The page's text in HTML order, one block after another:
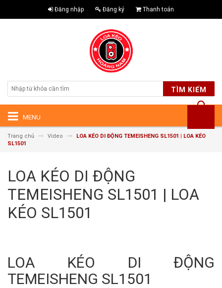
Đăng nhập Đăng ký Thanh toán
TÌM KIẾM
MENU
Trang chủ Video
LOA KÉO DI ĐỘNG TEMEISHENG SL1501 | LOA KÉO
SL1501
LOA KÉO DI ĐỘNG
TEMEISHENG SL1501 | LOA
KÉO SL1501
LOA KÉO DI ĐỘNG
TEMEISHENG SL1501